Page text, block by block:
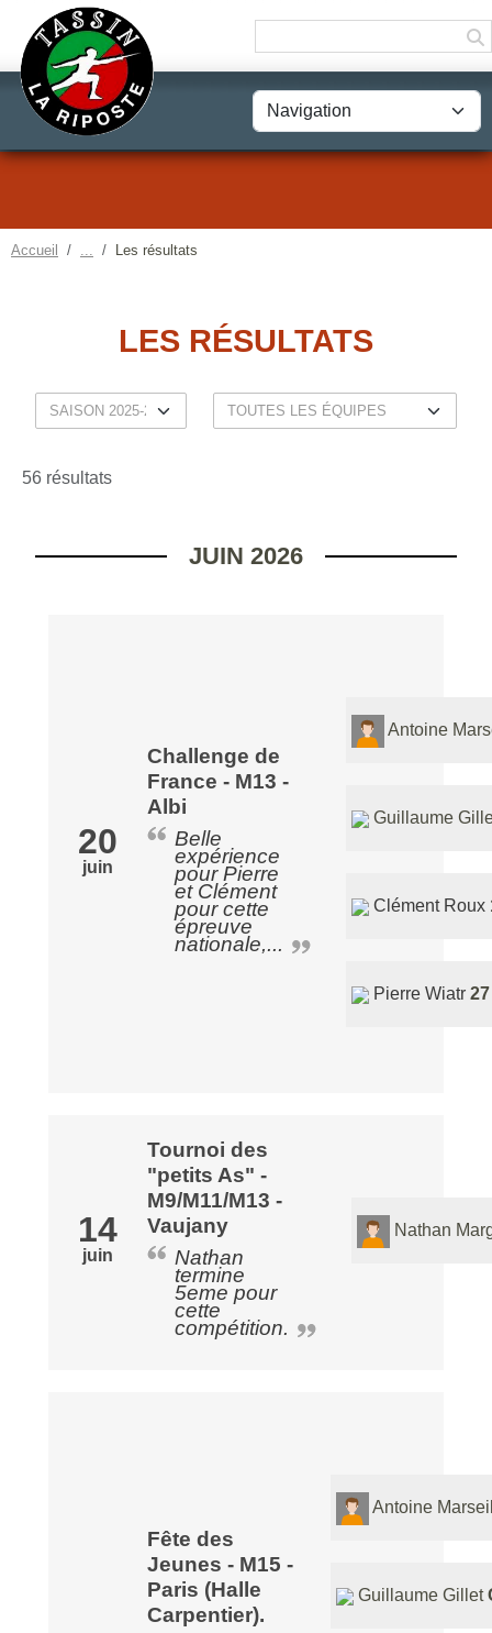
Accueil Les résultats
LES RÉSULTATS
56 résultats
JUIN 2026
20
juin
Challenge de
France - M13 -
Albi
Belle
expérience
pour Pierre
et Clément
pour cette
épreuve
nationale,...
Antoine
Guillaume
Clément Roux
Pierre Wiatr
14
juin
Tournoi des
"petits As" -
M9/M11/M13 -
Vaujany
Nathan
termine
5eme pour
cette
compétition.
Nathan
Fête des
Jeunes - M15 -
Paris (Halle
Carpentier).
Antoine
Guillaume Gillet
Panneau de gestion des cookies